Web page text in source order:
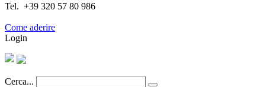
Tel. +39 320 57 80 986
Come aderire
Login
Cerca...